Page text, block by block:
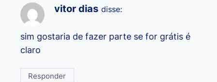
vitor dias disse:
sim gostaria de fazer parte se for grátis é
claro
Responder